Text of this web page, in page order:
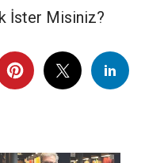
İster Misiniz?